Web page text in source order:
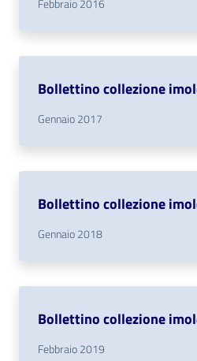
Catalogo
on line
Chiedi al
bibliotecario
Avvisi
Febbraio 2016
Bollettino collezione
Gennaio 2017
Bollettino collezione
Gennaio 2018
Bollettino collezione
Febbraio 2019